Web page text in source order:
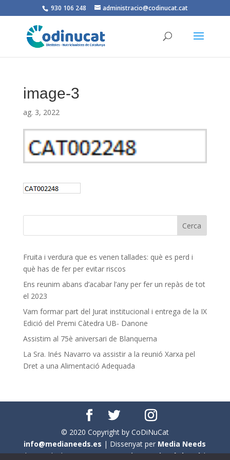
930 106 248 administracio@codinucat.cat
image-3
ag. 3, 2022
Fruita i verdura que es venen tallades: què es perd i
què has de fer per evitar riscos
Ens reunim abans d’acabar l’any per fer un repàs de tot
el 2023
Vam formar part del Jurat institucional i entrega de la IX
Edició del Premi Càtedra UB- Danone
Assistim al 75è aniversari de Blanquerna
La Sra. Inés Navarro va assistir a la reunió Xarxa pel
Dret a una Alimentació Adequada
© 2020 Copyright by CoDiNuCat
info@medianeeds.es | Dissenyat per Media Needs
| Tots els drets reservats aCoDiNuCat |Avís legal|